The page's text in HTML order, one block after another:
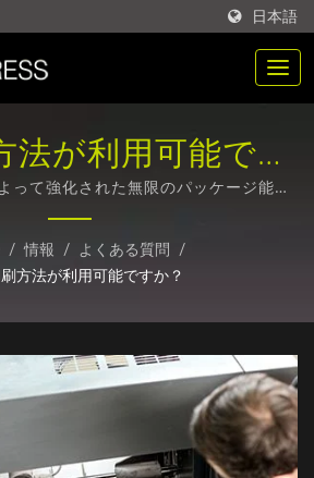
日本語
法が利用可能です
けカスタマイズ
チック包装ボック
Press Co., Ltd.
って強化された無限のパッケージ能力
チックパッケージ - 耐久性と持続可能
なオプション
/ 情報 / よくある質問
/
方法が利用可能ですか？